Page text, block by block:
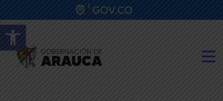
Abrir barra de herramientas